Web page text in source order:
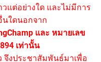
วแต่อย่างใด และไม่มีการ
ใดนอกจาก
และ หมายเลข
เท่านั้น
จึงประชาสัมพันธ์มาเพื่อ